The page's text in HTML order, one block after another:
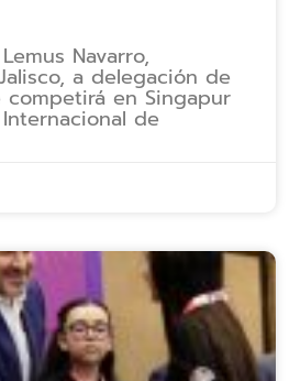
Navarro,
a delegación de
en Singapur
de